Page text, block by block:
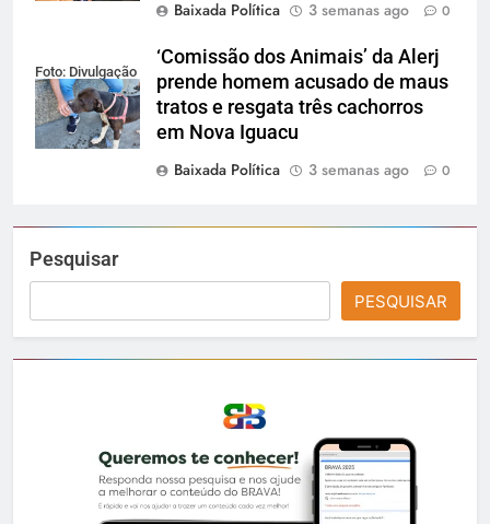
Baixada Política 3 semanas ago 0
Foto: Divulgação
‘Comissão dos Animais’ da Alerj
prende homem acusado de maus
tratos e resgata três cachorros
em Nova Iguacu
Baixada Política
3 semanas ago 0
Pesquisar
PESQUISAR